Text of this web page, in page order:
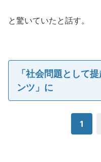
と驚いていたと話す。
「社会問題として
ンツ」に
1